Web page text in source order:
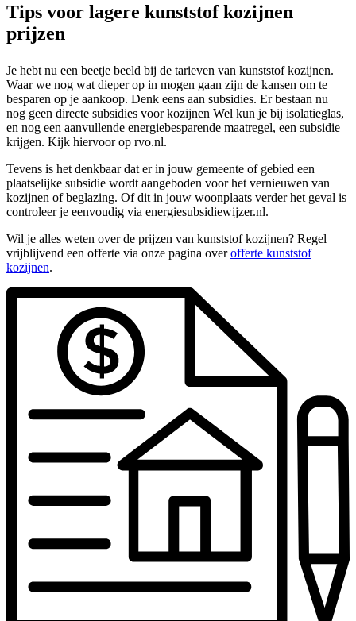
Tips voor lagere kunststof kozijnen
prijzen
Je hebt nu een beetje beeld bij de tarieven van kunststof kozijnen.
Waar we nog wat dieper op in mogen gaan zijn de kansen om te
besparen op je aankoop. Denk eens aan subsidies. Er bestaan nu
nog geen directe subsidies voor kozijnen Wel kun je bij isolatieglas,
en nog een aanvullende energiebesparende maatregel, een subsidie
krijgen. Kijk hiervoor op rvo.nl.
Tevens is het denkbaar dat er in jouw gemeente of gebied een
plaatselijke subsidie wordt aangeboden voor het vernieuwen van
kozijnen of beglazing. Of dit in jouw woonplaats verder het geval is
controleer je eenvoudig via energiesubsidiewijzer.nl.
Wil je alles weten over de prijzen van kunststof kozijnen? Regel
vrijblijvend een offerte via onze pagina overofferte kunststof
kozijnen.